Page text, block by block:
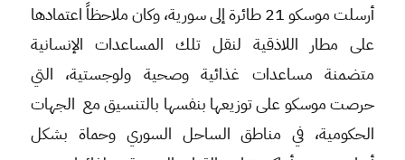
أرسلت موسكو 21 طائرة إلى سورية، وكان ملاحظاً اعتمادها
على مطار اللاذقية لنقل تلك المساعدات الإنسانية
متضمنة مساعدات غذائية وصحية ولوجستية، التي
حرصت موسكو على توزيعها بنفسها بالتنسيق مع الجهات
الحكومية، في مناطق الساحل السوري وحماة بشكل